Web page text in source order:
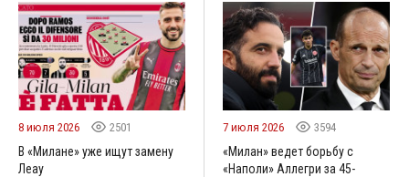
8 июля 2026 2501
В «Милане» уже ищут замену
Леау
7 июля 2026 3594
«Милан» ведет борьбу с
«Наполи» Аллегри за 45-